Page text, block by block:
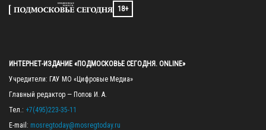
18+
ИНТЕРНЕТ-ИЗДАНИЕ «ПОДМОСКОВЬЕ СЕГОДНЯ. ONLINE»
Учредители: ГАУ МО «Цифровые Медиа»
Главный редактор — Попов И. А.
Тел.: +7(495)223-35-11
E-mail: mosregtoday@mosregtoday.ru